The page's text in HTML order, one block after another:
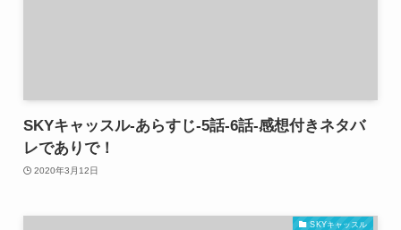
SKYキャッスル-あらすじ-5話-6話-感想付きネタバ
レでありで！
2020年3月12日
SKYキャッスル